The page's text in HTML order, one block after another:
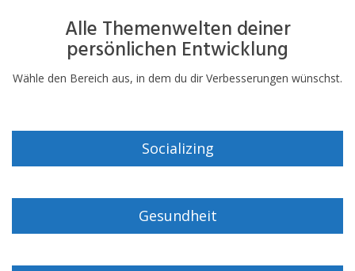
Alle Themenwelten deiner
persönlichen Entwicklung
Wähle den Bereich aus, in dem du dir Verbesserungen wünschst.
Socializing
Gesundheit